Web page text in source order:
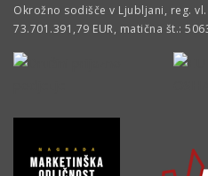
Okrožno sodišče v Ljubljani, reg.
73.701.391,79 EUR, matična št.: